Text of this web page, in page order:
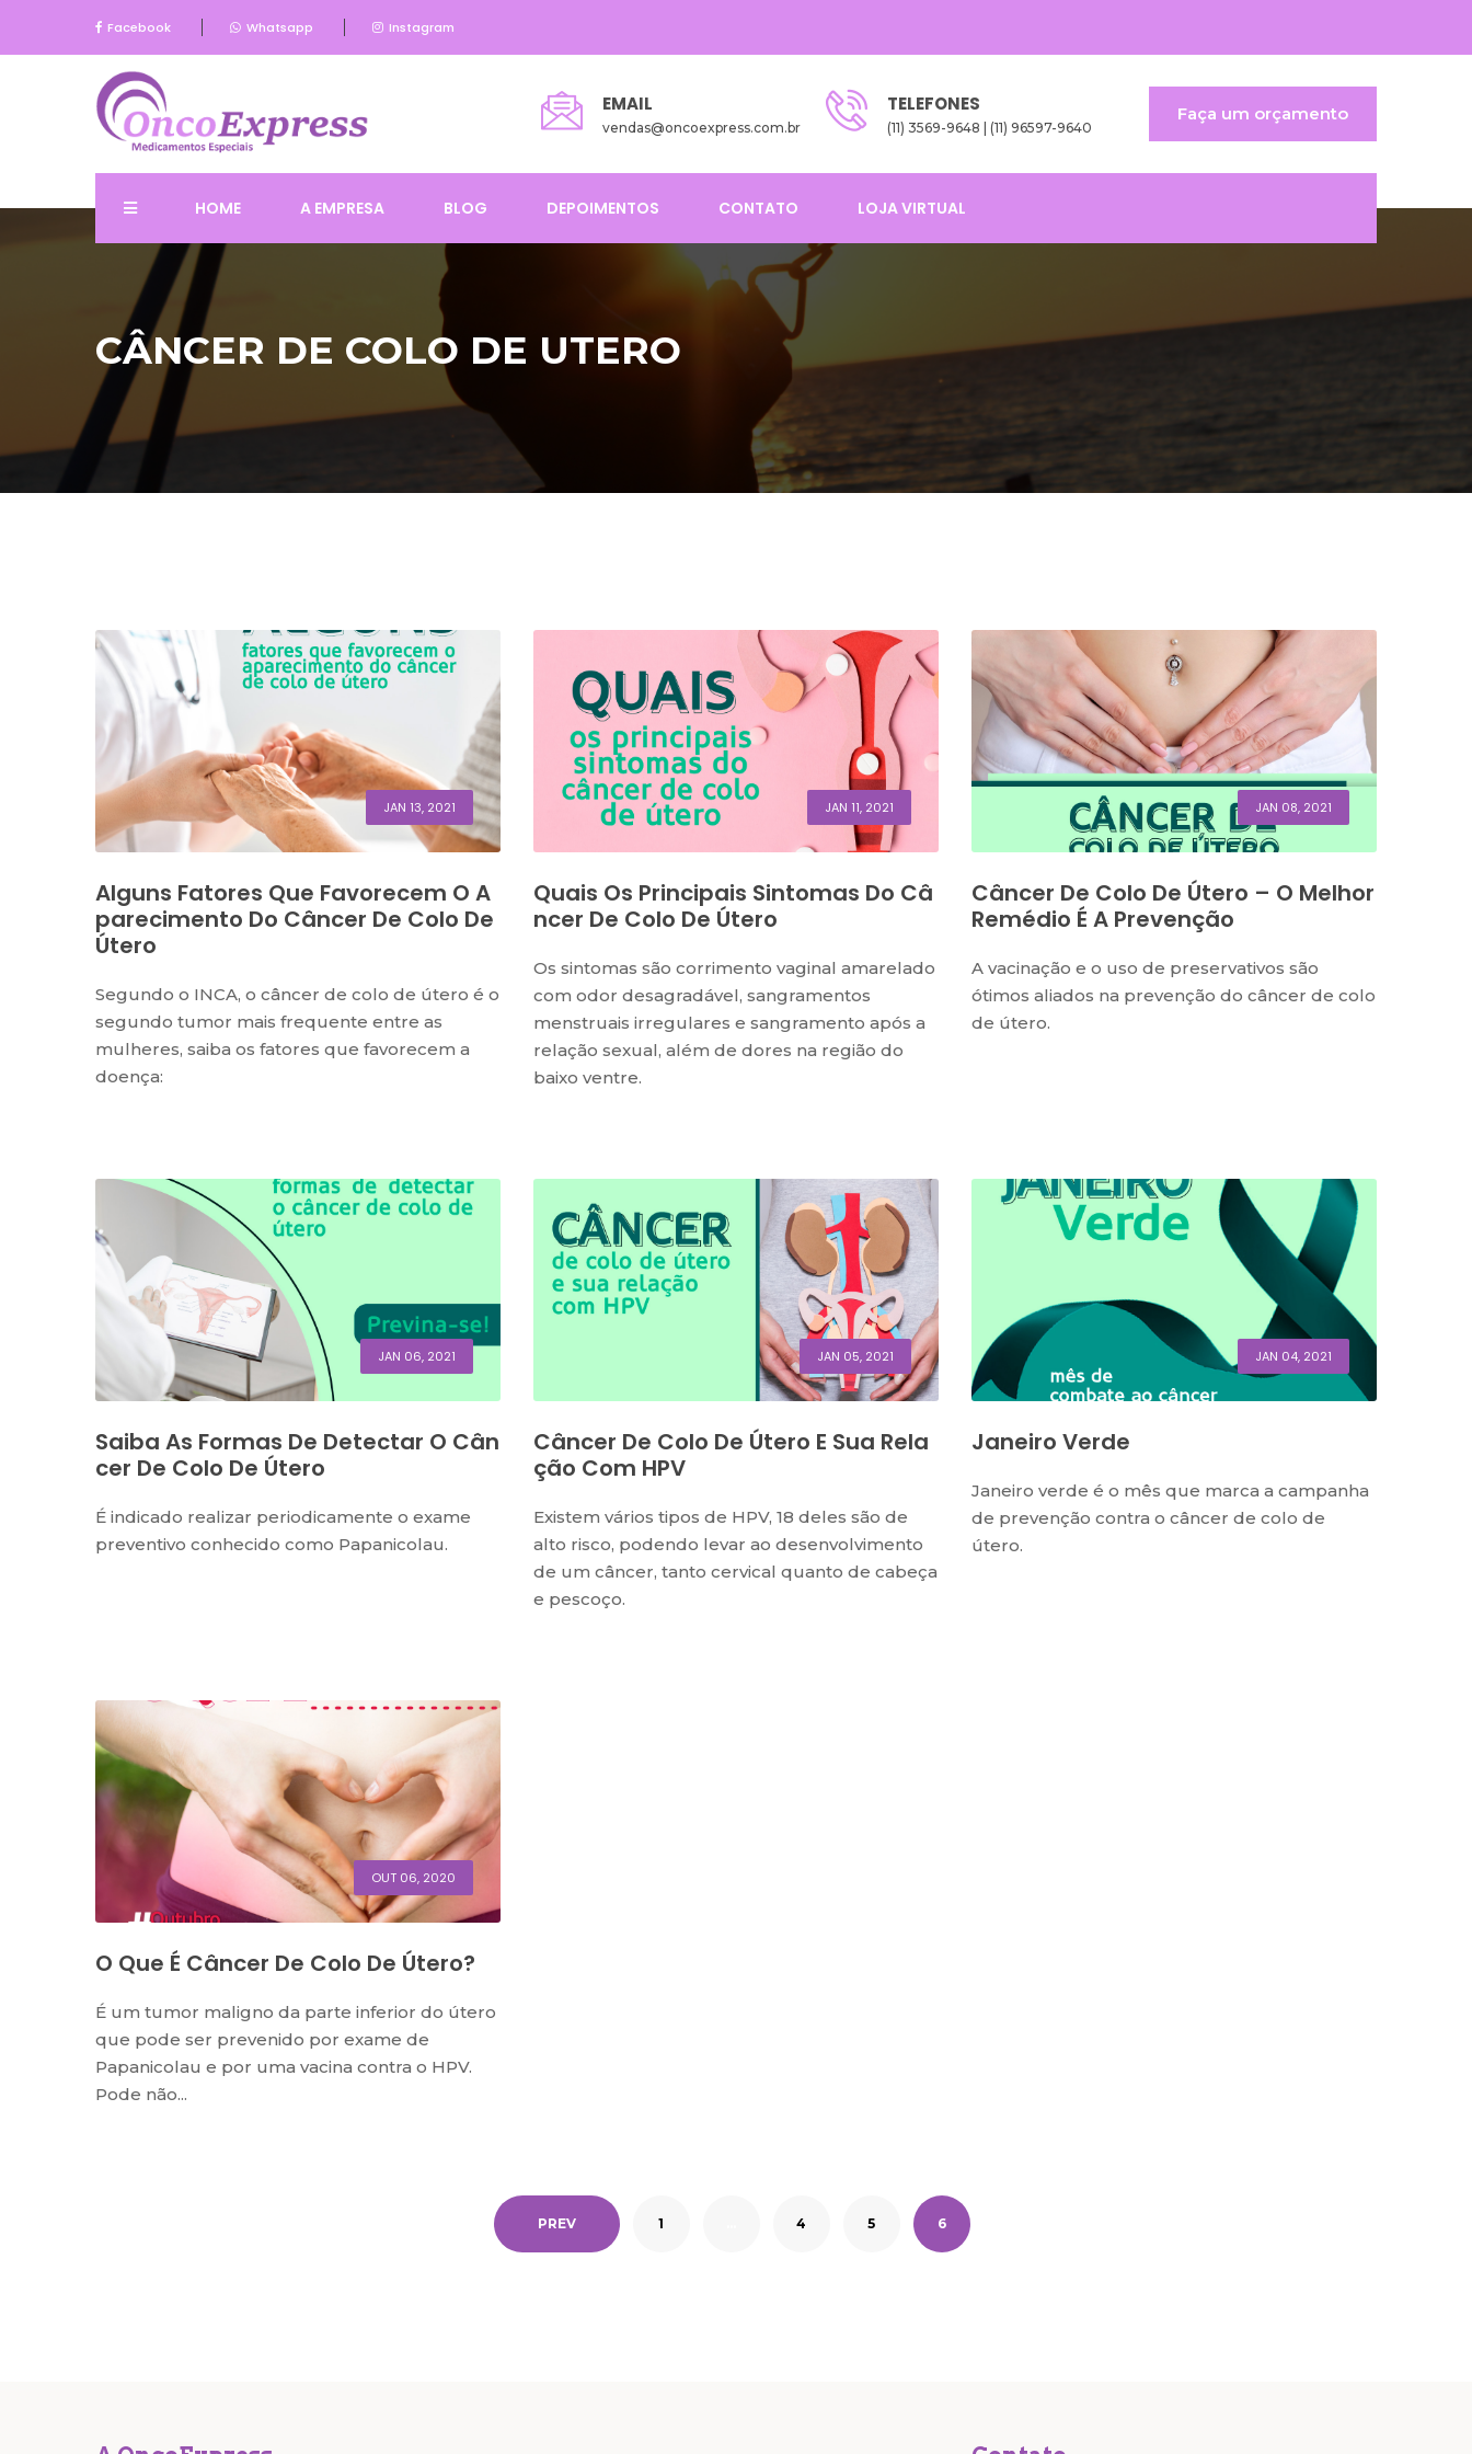
Facebook Whatsapp Instagram
EMAIL
vendas@oncoexpress.com.br
TELEFONES
(11) 3569-9648 | (11) 96597-9640
Faça um orçamento
HOME A EMPRESA BLOG DEPOIMENTOS CONTATO LOJA VIRTUAL
CÂNCER DE COLO DE UTERO
JAN 13, 2021
Alguns Fatores Que Favorecem O A
Parecimento Do Câncer De Colo De
Útero
Segundo o INCA, o câncer de colo de útero é o
segundo tumor mais frequente entre as
mulheres, saiba os fatores que favorecem a
doença:
JAN 11, 2021
Quais Os Principais Sintomas Do Câ
Ncer De Colo De Útero
Os sintomas são corrimento vaginal amarelado
com odor desagradável, sangramentos
menstruais irregulares e sangramento após a
relação sexual, além de dores na região do
baixo ventre.
JAN 08, 2021
Câncer De Colo De Útero – O Melhor
Remédio É A Prevenção
A vacinação e o uso de preservativos são
ótimos aliados na prevenção do câncer de colo
de útero.
JAN 06, 2021
Saiba As Formas De Detectar O Cân
Cer De Colo De Útero
É indicado realizar periodicamente o exame
preventivo conhecido como Papanicolau.
JAN 05, 2021
Câncer De Colo De Útero E Sua Rela
Ção Com HPV
Existem vários tipos de HPV, 18 deles são de
alto risco, podendo levar ao desenvolvimento
de um câncer, tanto cervical quanto de cabeça
e pescoço.
JAN 04, 2021
Janeiro Verde
Janeiro verde é o mês que marca a campanha
de prevenção contra o câncer de colo de
útero.
OUT 06, 2020
O Que É Câncer De Colo De Útero?
É um tumor maligno da parte inferior do útero
que pode ser prevenido por exame de
Papanicolau e por uma vacina contra o HPV.
Pode não...
PREV 1 4 5 6